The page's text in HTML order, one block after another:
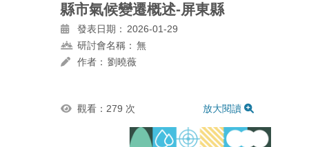
縣市氣候變遷概述-屏東縣
發表日期： 2026-01-29
研討會名稱： 無
作者： 劉曉薇
觀看：279 次 放大閱讀